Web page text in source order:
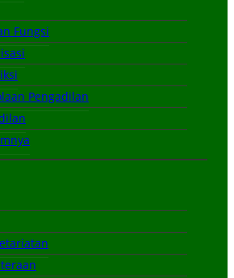
Fungsi
Pengadilan